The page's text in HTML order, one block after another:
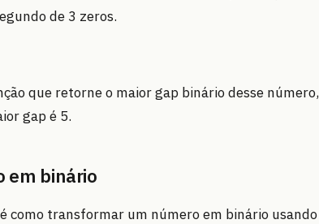
de 3 zeros.
que retorne o maior gap binário desse número,
gap é 5.
em binário
como transformar um número em binário usando